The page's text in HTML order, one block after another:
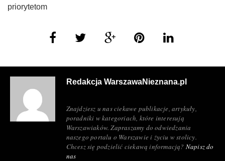
priorytetom
Redakcja WarszawaNieznana.pl
Znajdziesz u nas ciekawe publikacje, artykuły,
poradniki w kategoriach, które interesują
Warszawiaków. Zapraszamy do odwiedzania
naszego portalu o Warszawie i życiu w stolicy.
Chcesz się podzielić ciekawą informacją? Napisz do
nas